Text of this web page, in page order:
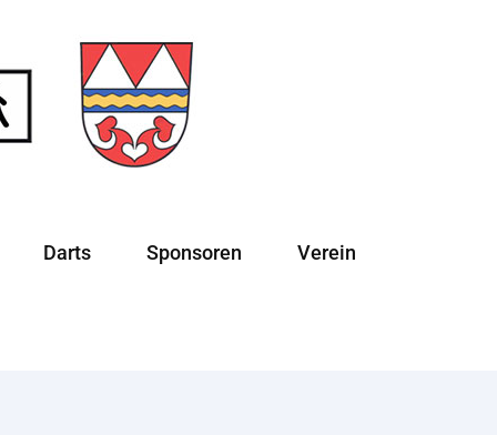
Darts Sponsoren Verein